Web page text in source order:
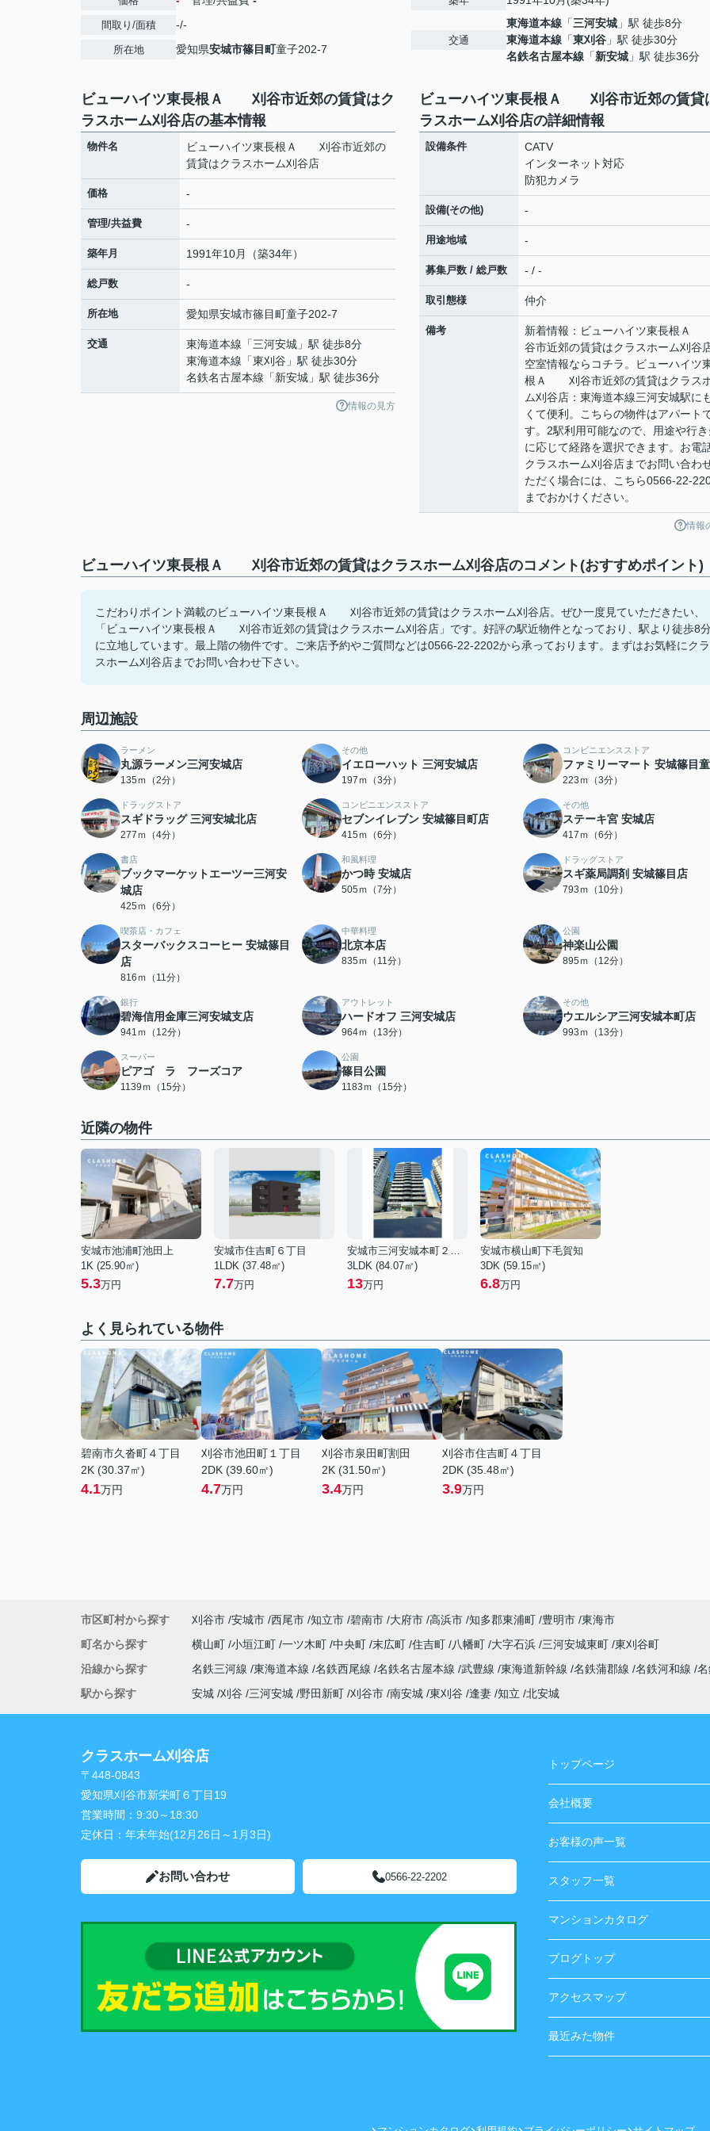
間取り/面積 -/-
所在地 愛知県安城市篠目町童子202-7
交通
東海道本線 「三河安城 」駅 徒歩8分
東海道本線 「東刈谷 」駅 徒歩30分
名鉄名古屋本線 「新安城 」駅 徒歩36分
ビューハイツ東長根Ａ 刈谷市近郊の賃貸はク
ラスホーム刈谷店の基本情報
物件名
ビューハイツ東長根Ａ 刈谷市近郊の
賃貸はクラスホーム刈谷店
価格 -
管理/共益費 -
築年月 1991年10月（築34年）
総戸数 -
所在地 愛知県安城市篠目町童子202-7
交通 東海道本線 「三河安城 」駅 徒歩8分
東海道本線 「東刈谷 」駅 徒歩30分
名鉄名古屋本線 「新安城 」駅 徒歩36分
情報の見方
ビューハイツ東長根Ａ 刈谷市近郊の賃貸
ラスホーム刈谷店の詳細情報
設備条件
CATV
インターネット対応
防犯カメラ
設備(その他) -
用途地域 -
募集戸数 / 総戸数 - / -
取引態様 仲介
備考
新着情報：ビューハイツ東長根
谷市近郊の賃貸はクラスホーム刈谷
空室情報ならコチラ。ビューハイツ
根Ａ 刈谷市近郊の賃貸はクラス
ム刈谷店：東海道本線三河安城駅に
くて便利。こちらの物件はアパート
す。2駅利用可能なので、用途や行
に応じて経路を選択できます。お電
クラスホーム刈谷店までお問い合わ
ただく場合には、こちら0566-22-
までおかけください。
情報
ビューハイツ東長根Ａ 刈谷市近郊の賃貸はクラスホーム刈谷店のコメント(おすすめポイント)
こだわりポイント満載のビューハイツ東長根Ａ 刈谷市近郊の賃貸はクラスホーム刈谷店。ぜひ一度見ていただきたい、
「ビューハイツ東長根Ａ 刈谷市近郊の賃貸はクラスホーム刈谷店」です。好評の駅近物件となっており、駅より徒歩8
に立地しています。最上階の物件です。ご来店予約やご質問などは0566-22-2202から承っております。まずはお気軽にクラ
スホーム刈谷店までお問い合わせ下さい。
周辺施設
ラーメン
丸源ラーメン三河安城店
135ｍ（2分）
その他
イエローハット 三河安城店
197ｍ（3分）
コンビニエンスストア
ファミリーマート 安城篠目
223ｍ（3分）
ドラッグストア
スギドラッグ 三河安城北店
277ｍ（4分）
コンビニエンスストア
セブンイレブン 安城篠目町店
415ｍ（6分）
その他
ステーキ宮 安城店
417ｍ（6分）
書店
ブックマーケットエーツー三河安
城店
425ｍ（6分）
和風料理
かつ時 安城店
505ｍ（7分）
ドラッグストア
スギ薬局調剤 安城篠目店
793ｍ（10分）
喫茶店・カフェ
スターバックスコーヒー 安城篠目
店
816ｍ（11分）
中華料理
北京本店
835ｍ（11分）
公園
神楽山公園
895ｍ（12分）
銀行
碧海信用金庫三河安城支店
941ｍ（12分）
アウトレット
ハードオフ 三河安城店
964ｍ（13分）
その他
ウエルシア三河安城本町店
993ｍ（13分）
スーパー
ピアゴ ラ フーズコア
1139ｍ（15分）
公園
篠目公園
1183ｍ（15分）
近隣の物件
安城市池浦町池田上
1K (25.90㎡)
5.3万円
安城市住吉町６丁目
1LDK (37.48㎡)
7.7万円
安城市三河安城本町２丁目
3LDK (84.07㎡)
13万円
安城市横山町下毛賀知
3DK (59.15㎡)
6.8万円
よく見られている物件
碧南市久沓町４丁目
2K (30.37㎡)
4.1万円
刈谷市池田町１丁目
2DK (39.60㎡)
4.7万円
刈谷市泉田町割田
2K (31.50㎡)
3.4万円
刈谷市住吉町４丁目
2DK (35.48㎡)
3.9万円
市区町村から探す 刈谷市 安城市 西尾市 知立市 碧南市 大府市 高浜市 知多郡東浦町 豊明市 東海市
町名から探す
横山町 小垣江町 一ツ木町 中央町 末広町 住吉町 八幡町 大字石浜 三河安城東町 東刈谷町
沿線から探す
名鉄三河線 東海道本線 名鉄西尾線 名鉄名古屋本線 武豊線 東海道新幹線 名鉄蒲郡線 名鉄河和線
駅から探す
安城 刈谷 三河安城 野田新町 刈谷市 南安城 東刈谷 逢妻 知立 北安城
クラスホーム刈谷店
〒448-0843
愛知県刈谷市新栄町６丁目19
営業時間： 9:30～18:30
定休日： 年末年始(12月26日～1月3日)
お問い合わせ 0566-22-2202
トップページ
会社概要
お客様の声一覧
スタッフ一覧
マンションカタログ
ブログトップ
アクセスマップ
最近みた物件